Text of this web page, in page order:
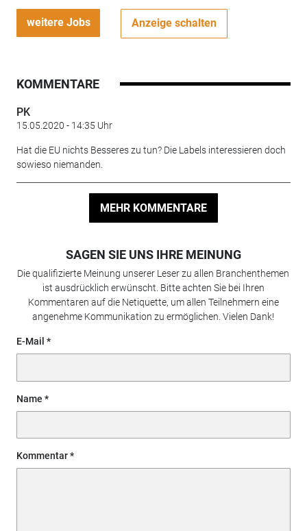
weitere Jobs Anzeige schalten
KOMMENTARE
PK
15.05.2020 - 14:35 Uhr
Hat die EU nichts Besseres zu tun? Die Labels interessieren doch
sowieso niemanden.
MEHR KOMMENTARE
SAGEN SIE UNS IHRE MEINUNG
Die qualifizierte Meinung unserer Leser zu allen Branchenthemen
ist ausdrücklich erwünscht. Bitte achten Sie bei Ihren
Kommentaren auf die Netiquette, um allen Teilnehmern eine
angenehme Kommunikation zu ermöglichen. Vielen Dank!
E-Mail
Name
Kommentar